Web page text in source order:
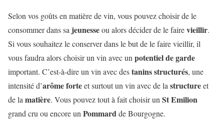
Selon vos goûts en matière de vin, vous pouvez choisir de le
consommer dans sa jeunesseou alors décider de le fairevieillir.
Si vous souhaitez le conserver dans le but de le faire vieillir, il
vous faudra alors choisir un vin avec un potentiel de garde
important. C’est-à-dire un vin avec destanins structurés, une
intensité d’arôme forteet surtout un vin avec de la structureet
de la matière. Vous pouvez tout à fait choisir un St Emilion
grand cru ou encore un Pommardde Bourgogne.